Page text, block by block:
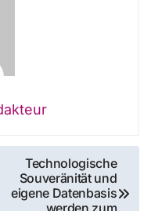
Technologische
Souveränität und
eigene Datenbasis
werden zum